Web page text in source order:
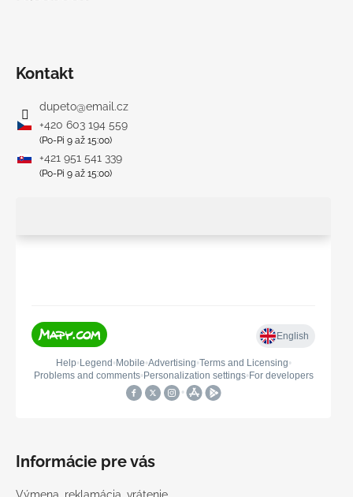
Kontakt
dupeto@email.cz
+420 603 194 559
(Po-Pi 9 až 15:00)
+421 951 541 339
(Po-Pi 9 až 15:00)
Informácie pre vás